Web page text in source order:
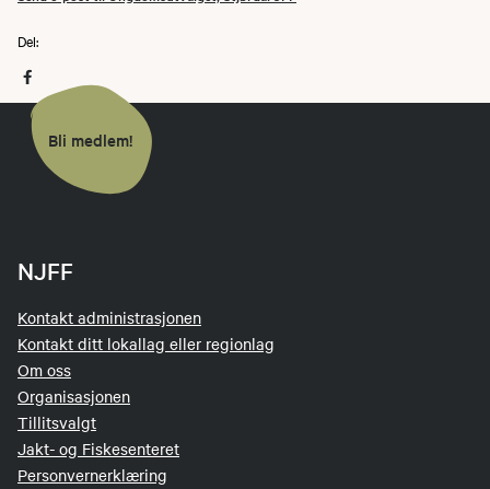
Del:
Bli medlem!
NJFF
Kontakt administrasjonen
Kontakt ditt lokallag eller regionlag
Om oss
Organisasjonen
Tillitsvalgt
Jakt- og Fiskesenteret
Personvernerklæring